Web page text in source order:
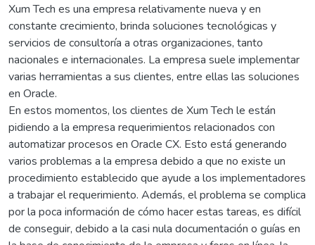
Xum Tech es una empresa relativamente nueva y en
constante crecimiento, brinda soluciones tecnológicas y
servicios de consultoría a otras organizaciones, tanto
nacionales e internacionales. La empresa suele implementar
varias herramientas a sus clientes, entre ellas las soluciones
en Oracle.
En estos momentos, los clientes de Xum Tech le están
pidiendo a la empresa requerimientos relacionados con
automatizar procesos en Oracle CX. Esto está generando
varios problemas a la empresa debido a que no existe un
procedimiento establecido que ayude a los implementadores
a trabajar el requerimiento. Además, el problema se complica
por la poca información de cómo hacer estas tareas, es difícil
de conseguir, debido a la casi nula documentación o guías en